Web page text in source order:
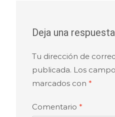
Deja una respuesta
Tu dirección de
publicada. Los
marcados con *
Comentario *